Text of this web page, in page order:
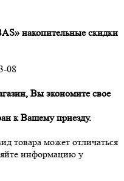
накопительные скидки
08
Вы экономите свое
к Вашему приезду.
товара может отличаться
информацию у